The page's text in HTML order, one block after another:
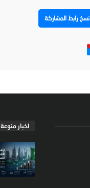
نسخ رابط المشاركة
اخبار منوعة